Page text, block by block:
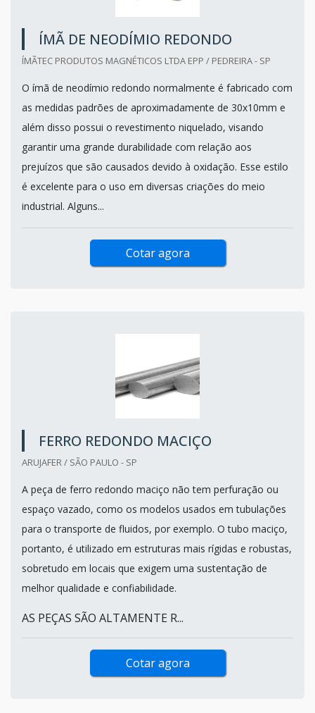
ÍMÃ DE NEODÍMIO REDONDO
ÍMÃTEC PRODUTOS MAGNÉTICOS LTDA EPP / PEDREIRA - SP
O ímã de neodímio redondo normalmente é fabricado com
as medidas padrões de aproximadamente de 30x10mm e
além disso possui o revestimento niquelado, visando
garantir uma grande durabilidade com relação aos
prejuízos que são causados devido à oxidação. Esse estilo
é excelente para o uso em diversas criações do meio
industrial. Alguns...
Cotar agora
FERRO REDONDO MACIÇO
ARUJAFER / SÃO PAULO - SP
A peça de ferro redondo maciço não tem perfuração ou
espaço vazado, como os modelos usados em tubulações
para o transporte de fluidos, por exemplo. O tubo maciço,
portanto, é utilizado em estruturas mais rígidas e robustas,
sobretudo em locais que exigem uma sustentação de
melhor qualidade e confiabilidade.
AS PEÇAS SÃO ALTAMENTE R...
Cotar agora